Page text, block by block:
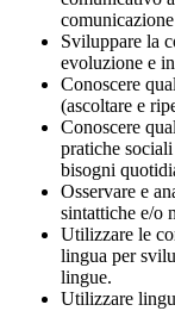
Sviluppare la
evoluzione e
Conoscere
(ascoltare e
Conoscere
pratiche
bisogni
Osservare e
sintattiche e/o
Utilizzare le
lingua per
lingue.
Utilizzare